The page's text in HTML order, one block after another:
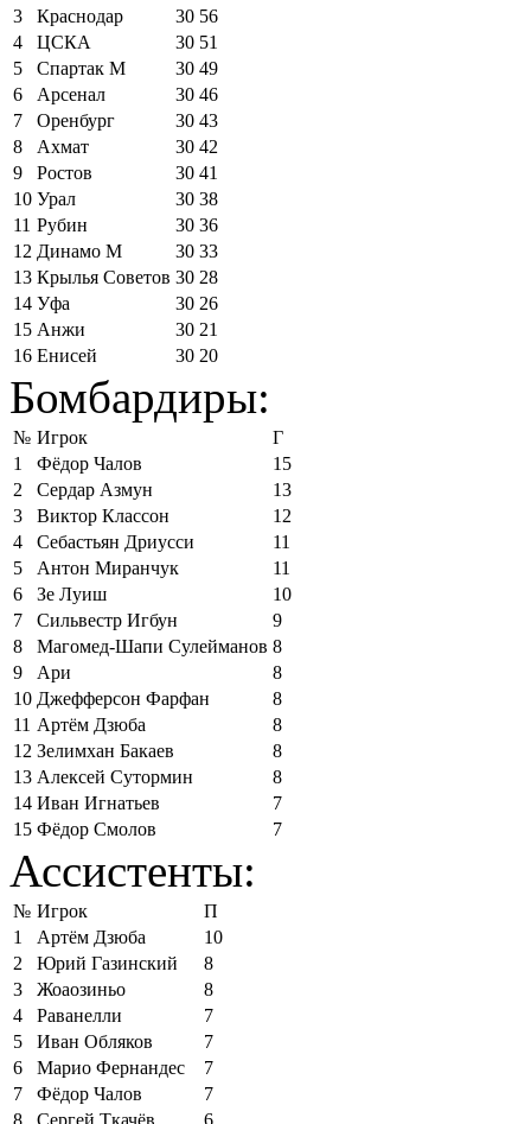
3
Краснодар 30 56
4
ЦСКА 30 51
5
Спартак М 30 49
6
Арсенал 30 46
7
Оренбург 30 43
8
Ахмат 30 42
9
Ростов 30 41
10 Урал 30 38
11 Рубин 30 36
12 Динамо М 30 33
13 Крылья Советов 30 28
14 Уфа 30 26
15 Анжи 30 21
16 Енисей 30 20
Бомбардиры:
№ Игрок
Г
1
Фёдор Чалов
15
2
Сердар Азмун
13
3
Виктор Классон
12
4
Себастьян Дриусси
11
5
Антон Миранчук
11
6
Зе Луиш
10
7
Сильвестр Игбун
9
8
Магомед-Шапи Сулейманов 8
9
Ари
8
10 Джефферсон Фарфан
8
11 Артём Дзюба
8
12 Зелимхан Бакаев
8
13 Алексей Сутормин
8
14 Иван Игнатьев
7
15 Фёдор Смолов 7
Ассистенты:
№ Игрок
П
1
Артём Дзюба
10
2
Юрий Газинский
8
3
Жоаозиньо
8
4
Раванелли
7
5
Иван Обляков
7
6
Марио Фернандес
7
7
Фёдор Чалов
7
8
Сергей Ткачёв
6